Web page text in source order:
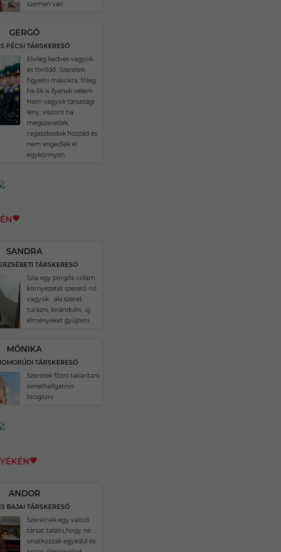
szemen van
GERGŐ
PÉCSI TÁRSKERESŐ
Elvileg kedves vagyok
és törődő. Szeretek
figyelni másokra, főleg
ha ők is ilyenek velem.
Nem vagyok társasági
lény, viszont ha
megszeretlek,
ragaszkodok hozzád és
nem engedlek el
egykönnyen
SANDRA
TÁRSKERESŐ
Szia egy pörgős vidám
környezetet szerető nő
vagyok.. aki szeret
túrázni, kirándulni, új
élményeket gyűjteni..
MÓNIKA
TÁRSKERESŐ
Szeretek főzni takarítani
zenethallgatnin
biciglizni
ANDOR
BAJAI TÁRSKERESŐ
Szeretnék egy valódi
társat találni,hogy ne
unatkozzak egyedül és